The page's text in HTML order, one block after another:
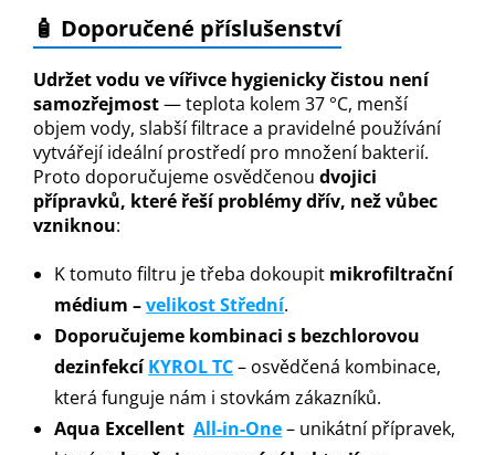
🧴 Doporučené příslušenství
Udržet vodu ve vířivce hygienicky čistou není
samozřejmost— teplota kolem 37 °C, menší
objem vody, slabší filtrace a pravidelné používání
vytvářejí ideální prostředí pro množení bakterií.
Proto doporučujeme osvědčenou dvojici
přípravků, které řeší problémy dřív, než vůbec
vzniknou:
K tomuto filtru je třeba dokoupit mikrofiltrační
médium –velikost Střední.
Doporučujeme kombinaci s bezchlorovou
dezinfekcíKYROL TC– osvědčená kombinace,
která funguje nám i stovkám zákazníků.
Aqua ExcellentAll-in-One– unikátní přípravek,